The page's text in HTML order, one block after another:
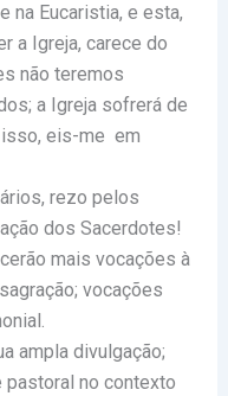
na Eucaristia, e esta,
a Igreja, carece do
não teremos
a Igreja sofrerá de
isso, eis-me em
rezo pelos
dos Sacerdotes!
mais vocações à
vocações
ampla divulgação;
no contexto